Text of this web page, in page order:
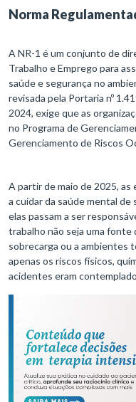
Norma
A NR-1 é um conjunto de
Trabalho e Emprego para
saúde e segurança no
revisada pela Portaria nº
2024, exige que as
no Programa de
Gerenciamento de Riscos
A partir de maio de 2025, as
a cuidar da saúde mental
elas passam a ser
trabalho não seja uma fonte
sobrecarga ou a ambientes
apenas os riscos físicos,
acidentes eram